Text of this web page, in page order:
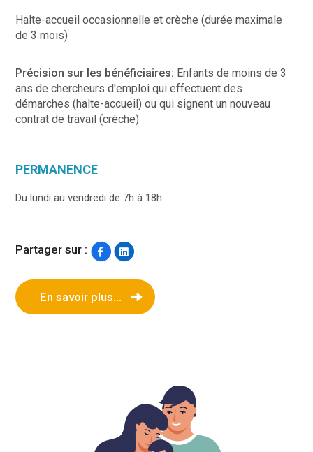
Halte-accueil occasionnelle et crèche (durée maximale
de 3 mois)
Précision sur les bénéficiaires: Enfants de moins de 3
ans de chercheurs d'emploi qui effectuent des
démarches (halte-accueil) ou qui signent un nouveau
contrat de travail (crèche)
PERMANENCE
Du lundi au vendredi de 7h à 18h
Partager sur :
En savoir plus...